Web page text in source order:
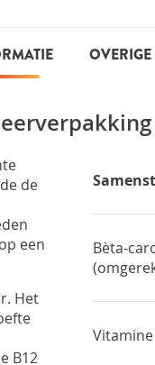
de
een
Het
B12
Bèta-